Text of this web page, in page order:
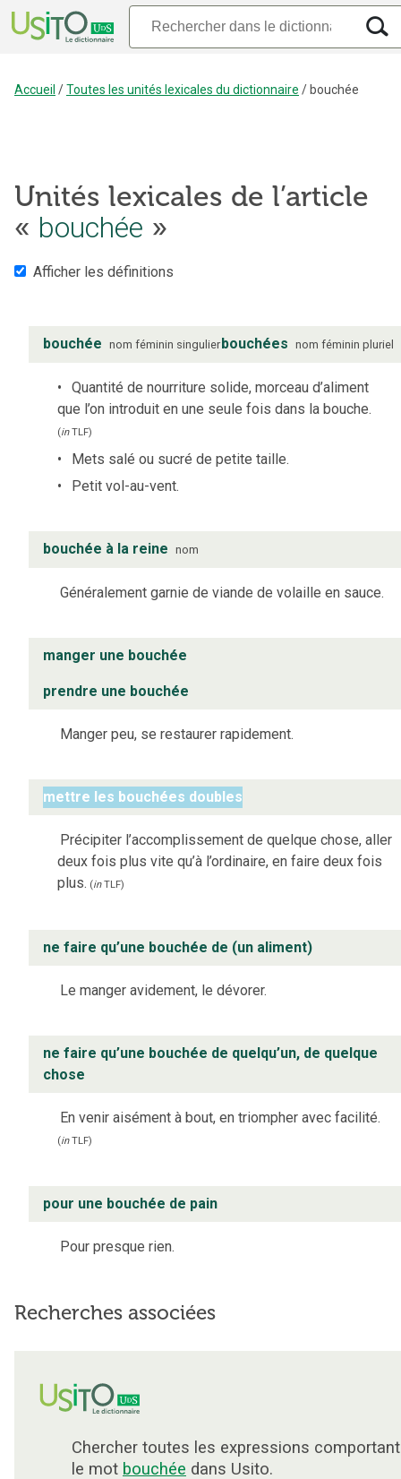
Accueil /Toutes les unités lexicales du dictionnaire / bouchée
Unités lexicales de l’article
« bouchée »
Afficher les définitions
bouchée nom féminin singulierbouchées nom féminin pluriel
Quantité de nourriture solide, morceau d’aliment
que l’on introduit en une seule fois dans la bouche.
(inTLF)
Mets salé ou sucré de petite taille.
Petit vol-au-vent.
bouchée à la reine nom
Généralement garnie de viande de volaille en sauce.
manger une bouchée
prendre une bouchée
Manger peu, se restaurer rapidement.
mettre les bouchées doubles
Précipiter l’accomplissement de quelque chose, aller
deux fois plus vite qu’à l’ordinaire, en faire deux fois
plus. (inTLF)
ne faire qu’une bouchée de (un aliment)
Le manger avidement, le dévorer.
ne faire qu’une bouchée de quelqu’un, de quelque
chose
En venir aisément à bout, en triompher avec facilité.
(inTLF)
pour une bouchée de pain
Pour presque rien.
Recherches associées
Chercher toutes les expressions comportant
le mot bouchée dans Usito.